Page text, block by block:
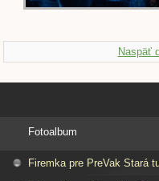
Naspäť
Fotoalbum
Firemka pre PreVak Stará